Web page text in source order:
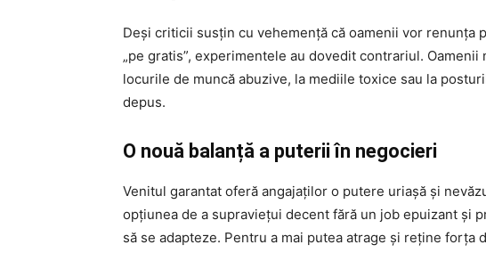
Deși criticii susțin cu vehemență că oamenii vor renunța
„pe gratis”, experimentele au dovedit contrariul.
locurile de muncă abuzive, la mediile toxice sau la
depus.
O nouă balanță a puterii în negocieri
Venitul garantat oferă angajaților o putere uriașă și
opțiunea de a supraviețui decent fără un job epuizant și
să se adapteze. Pentru a mai putea atrage și reține forța